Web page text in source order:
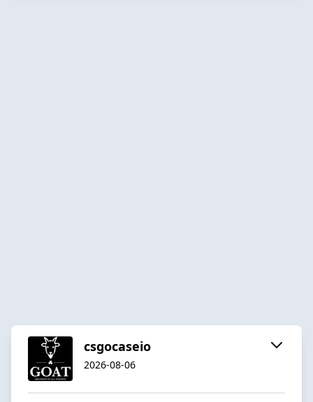
csgocaseio
2026-08-06